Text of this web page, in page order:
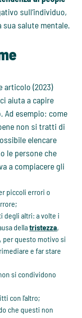
sull’individuo,
salute mentale.
articolo (2023)
aiuta a capire
Ad esempio: come
non si tratti di
elencare
le persone che
a compiacere gli
piccoli errori o
degli altri: a volte i
dellatristezza,
per questo motivo si
e far stare
si condividono
con l’altro;
che questi non